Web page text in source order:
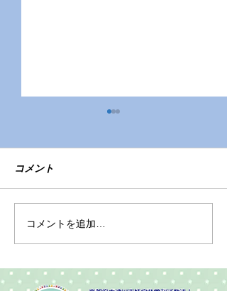
令和7年度園児募集
コメント
コメントを追加…